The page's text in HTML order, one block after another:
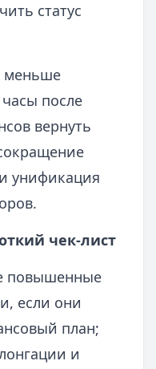
статус
меньше
после
вернуть
унификация
чек-лист
повышенные
если они
план;
и